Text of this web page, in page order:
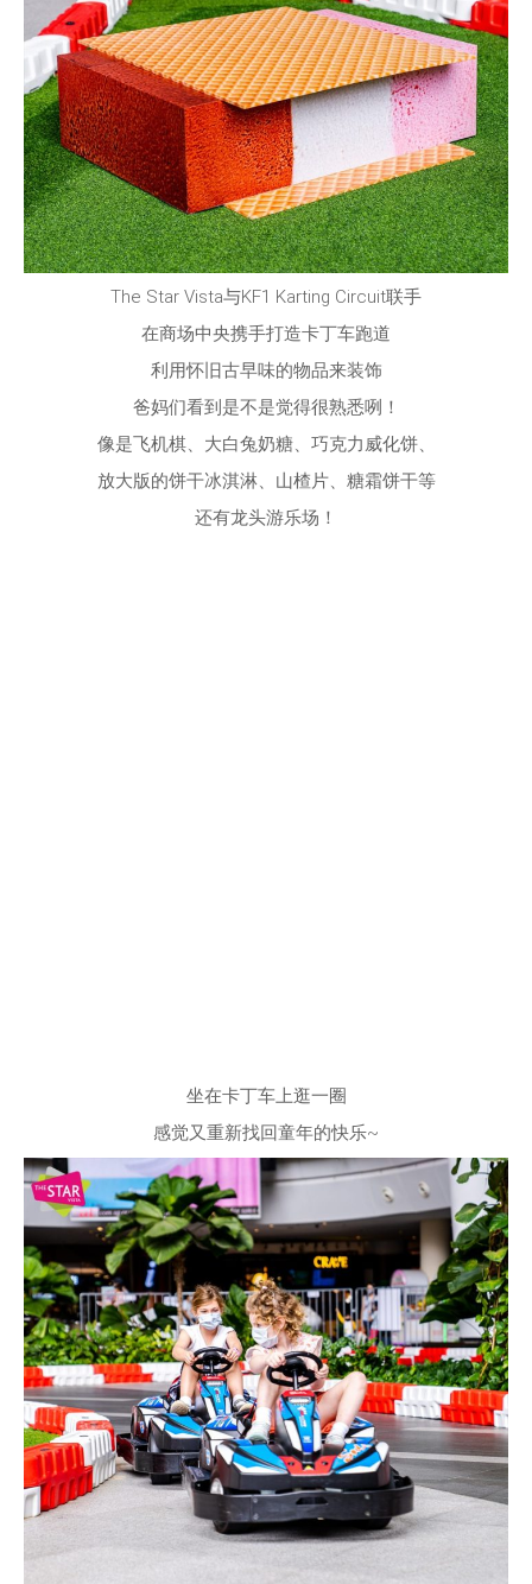
The Star Vista与KF1 Karting Circuit联手
在商场中央携手打造卡丁车跑道
利用怀旧古早味的物品来装饰
爸妈们看到是不是觉得很熟悉咧！
像是飞机棋、大白兔奶糖、巧克力威化饼、
放大版的饼干冰淇淋、山楂片、糖霜饼干等
还有龙头游乐场！
坐在卡丁车上逛一圈
感觉又重新找回童年的快乐~